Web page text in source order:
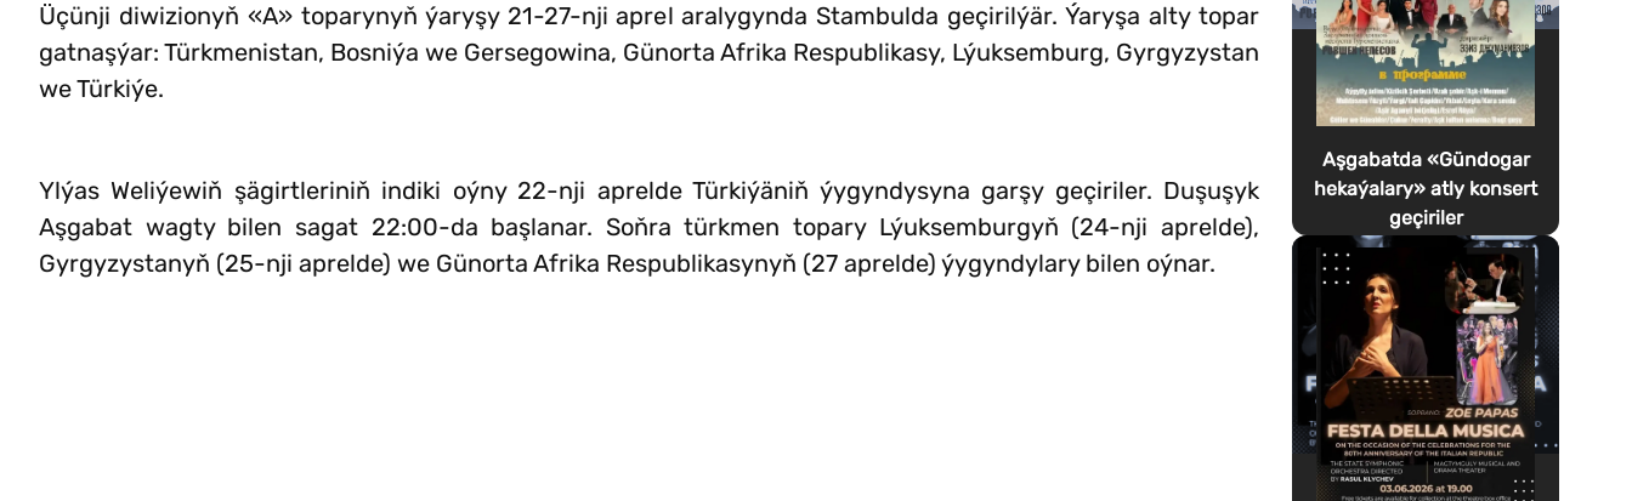
Üçünji diwizionyň «A» toparynyň ýaryşy 21-27-nji aprel aralygynda Stambulda geçirilýär. Ýaryşa alty topar
gatnaşýar: Türkmenistan, Bosniýa we Gersegowina, Günorta Afrika Respublikasy, Lýuksemburg, Gyrgyzystan
we Türkiýe.
Ylýas Weliýewiň şägirtleriniň indiki oýny 22-nji aprelde Türkiýäniň ýygyndysyna garşy geçiriler. Duşuşyk
Aşgabat wagty bilen sagat 22:00-da başlanar. Soňra türkmen topary Lýuksemburgyň (24-nji aprelde),
Gyrgyzystanyň (25-nji aprelde) we Günorta Afrika Respublikasynyň (27 aprelde) ýygyndylary bilen oýnar.
Aşgabatda «Gündogar
hekaýalary» atly konsert
geçiriler